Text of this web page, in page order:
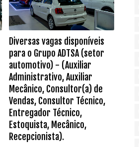
Diversas vagas disponíveis
para o Grupo ADTSA (setor
automotivo) - (Auxiliar
Administrativo, Auxiliar
Mecânico, Consultor(a) de
Vendas, Consultor Técnico,
Entregador Técnico,
Estoquista, Mecânico,
Recepcionista).